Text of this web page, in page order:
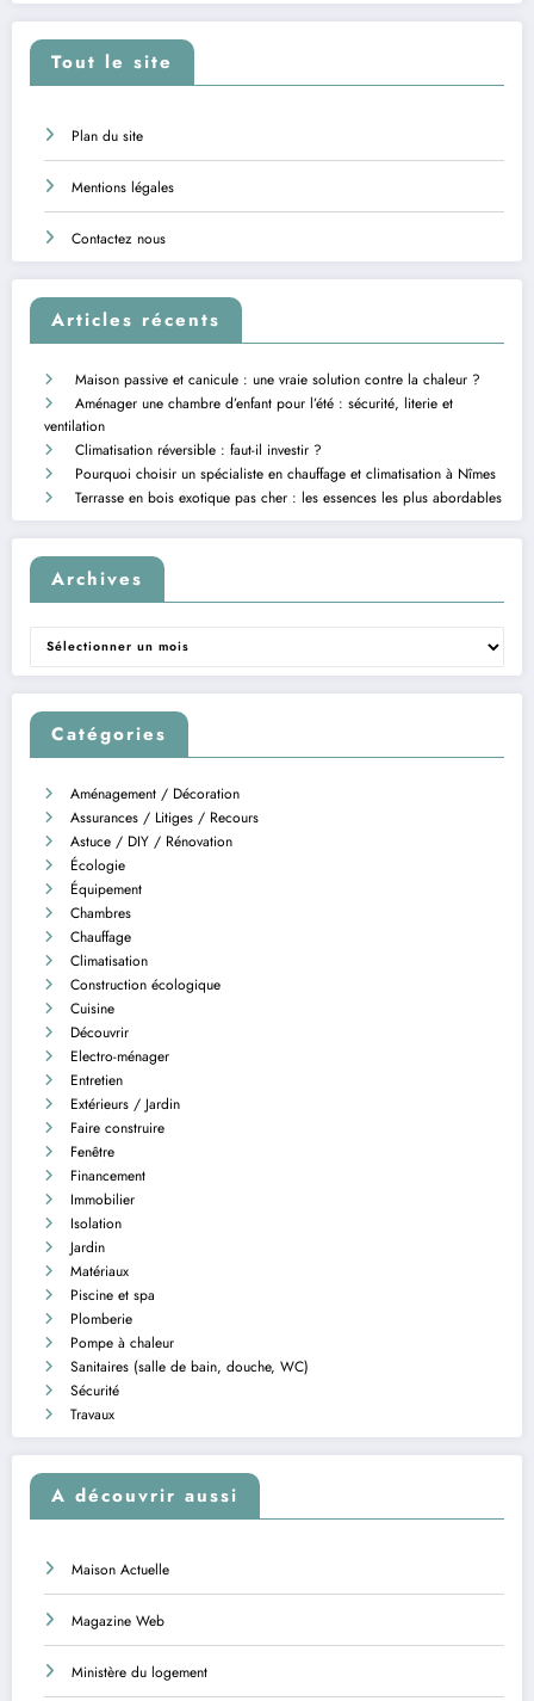
Tout le site
Plan du site
Mentions légales
Contactez nous
Articles récents
Maison passive et canicule : une vraie solution contre la chaleur ?
Aménager une chambre d’enfant pour l’été : sécurité, literie et
ventilation
Climatisation réversible : faut-il investir ?
Pourquoi choisir un spécialiste en chauffage et climatisation à Nîmes
Terrasse en bois exotique pas cher : les essences les plus abordables
Archives
Archives
Catégories
Aménagement / Décoration
Assurances / Litiges / Recours
Astuce / DIY / Rénovation
Écologie
Équipement
Chambres
Chauffage
Climatisation
Construction écologique
Cuisine
Découvrir
Electro-ménager
Entretien
Extérieurs / Jardin
Faire construire
Fenêtre
Financement
Immobilier
Isolation
Jardin
Matériaux
Piscine et spa
Plomberie
Pompe à chaleur
Sanitaires (salle de bain, douche, WC)
Sécurité
Travaux
A découvrir aussi
Maison Actuelle
Magazine Web
Ministère du logement